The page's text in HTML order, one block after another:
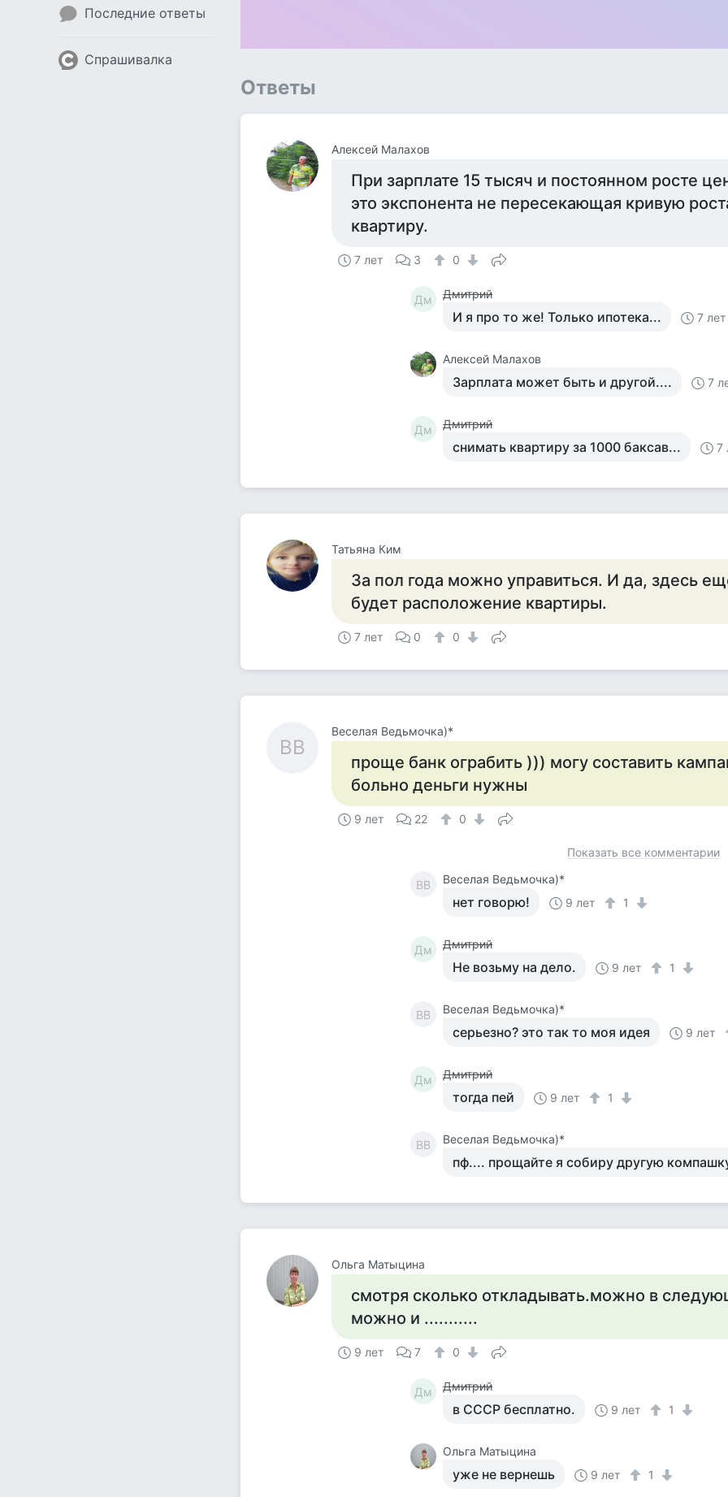
Последние ответы
Спрашивалка
Ответы
Алексей Малахов
При зарплате 15 тысяч и постоянном росте
это экспонента не пересекающая кривую
квартиру.
7 лет 3 0
Дм Дмитрий
И я про то же! Только ипотека... 7 лет
Алексей Малахов
Зарплата может быть и другой.... 7
Дм Дмитрий
снимать квартиру за 1000 баксав... 7
Татьяна Ким
За пол года можно управиться. И да, здесь
будет расположение квартиры.
7 лет 0 0
ВВ
Веселая Ведьмочка)*
проще банк ограбить ))) могу составить
больно деньги нужны
9 лет 22 0
Показать все комментарии
ВВ Веселая Ведьмочка)*
нет говорю! 9 лет 1
Дм Дмитрий
Не возьму на дело. 9 лет 1
ВВ Веселая Ведьмочка)*
серьезно? это так то моя идея 9 лет
Дм Дмитрий
тогда пей 9 лет 1
ВВ Веселая Ведьмочка)*
пф.... прощайте я собиру другую
Ольга Матыцина
смотря сколько откладывать.можно в
можно и ...........
9 лет 7 0
Дм Дмитрий
в СССР бесплатно. 9 лет 1
Ольга Матыцина
уже не вернешь 9 лет 1